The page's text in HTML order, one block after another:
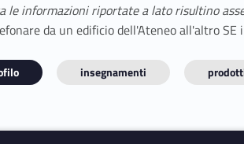
le informazioni riportate a lato risultino
da un edificio dell'Ateneo all'altro
insegnamenti